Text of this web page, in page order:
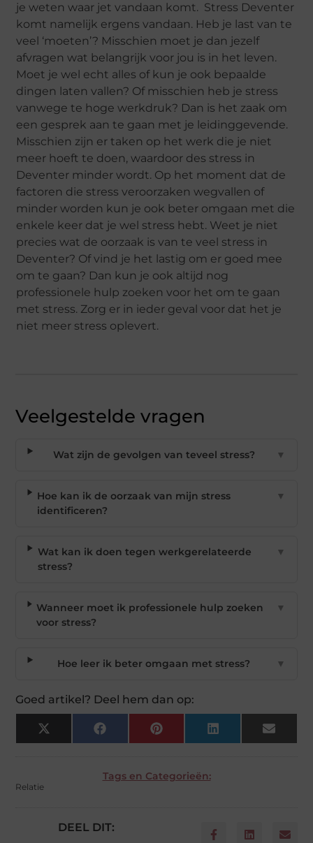
je weten waar jet vandaan komt. Stress Deventer
komt namelijk ergens vandaan. Heb je last van te
veel ‘moeten’? Misschien moet je dan jezelf
afvragen wat belangrijk voor jou is in het leven.
Moet je wel echt alles of kun je ook bepaalde
dingen laten vallen? Of misschien heb je stress
vanwege te hoge werkdruk? Dan is het zaak om
een gesprek aan te gaan met je leidinggevende.
Misschien zijn er taken op het werk die je niet
meer hoeft te doen, waardoor des stress in
Deventer minder wordt. Op het moment dat de
factoren die stress veroorzaken wegvallen of
minder worden kun je ook beter omgaan met die
enkele keer dat je wel stress hebt. Weet je niet
precies wat de oorzaak is van te veel stress in
Deventer? Of vind je het lastig om er goed mee
om te gaan? Dan kun je ook altijd nog
professionele hulp zoeken voor het om te gaan
met stress. Zorg er in ieder geval voor dat het je
niet meer stress oplevert.
Veelgestelde vragen
Wat zijn de gevolgen van teveel stress? ▼
Hoe kan ik de oorzaak van mijn stress
identificeren?
▼
Wat kan ik doen tegen werkgerelateerde
stress?
▼
Wanneer moet ik professionele hulp zoeken
voor stress?
▼
Hoe leer ik beter omgaan met stress? ▼
Goed artikel? Deel hem dan op:
X
(Twitter)
Facebook Pinterest LinkedIn Email
Tags en Categorieën:
Relatie
DEEL DIT: